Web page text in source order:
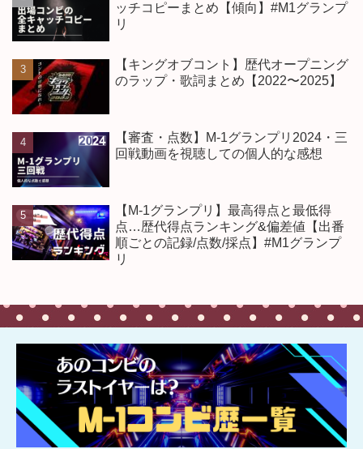
ッチコピーまとめ【傾向】#M1グランプ
リ
【キングオブコント】歴代オープニング
のラップ・歌詞まとめ【2022〜2025】
【審査・点数】M-1グランプリ2024・三
回戦動画を視聴しての個人的な感想
【M-1グランプリ】最高得点と最低得
点…歴代得点ランキング&偏差値【出番
順ごとの記録/点数/採点】#M1グランプ
リ